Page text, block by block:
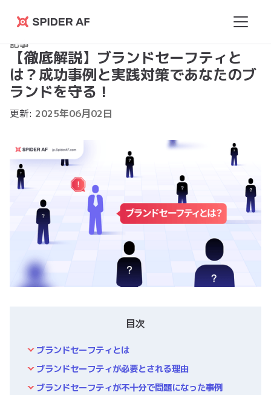
Spider
AF
記事
【徹底解説】ブランドセーフティと
は？成功事例と実践対策であなたのブ
ランドを守る！
更新: 2025年06月02日
目次
ブランドセーフティとは
ブランドセーフティが必要とされる理由
ブランドセーフティが不十分で問題になった事例